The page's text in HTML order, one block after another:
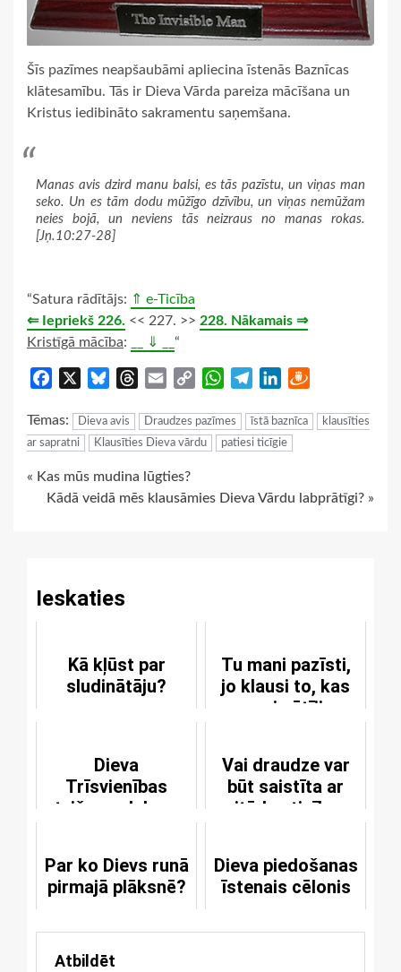
Šīs pazīmes neapšaubāmi apliecina īstenās Baznīcas
klātesamību. Tās ir Dieva Vārda pareiza mācīšana un
Kristus iedibināto sakramentu saņemšana.
Manas avis dzird manu balsi, es tās pazīstu, un viņas man
seko. Un es tām dodu mūžīgo dzīvību, un viņas nemūžam
neies bojā, un neviens tās neizraus no manas rokas.
[Jņ.10:27-28]
“Satura rādītājs: ⇑ e-Ticība
⇐ Iepriekš 226. << 227. >> 228. Nākamais ⇒
Kristīgā mācība: __ ⇓ __ “
Facebook BlueskyThreads
Email
Copy
WhatsApp
TelegramLinkedIn
Tēmas: Dieva avis Draudzes pazīmes īstā baznīca
klausīties
ar sapratni
Klausīties Dieva vārdu patiesi ticīgie
Continue
« Kas mūs mudina lūgties?
Kādā veidā mēs klausāmies Dieva Vārdu labprātīgi? »
Ieskaties
Kā kļūst par
sludinātāju?
Tu mani pazīsti,
jo klausi to, kas
mani sūtījis
Dieva
Trīsvienības
atzišanas labums
Vai draudze var
būt saistīta ar
citādas ticības
Par ko Dievs runā
pirmajā plāksnē?
Dieva piedošanas
īstenais cēlonis
Atbildēt